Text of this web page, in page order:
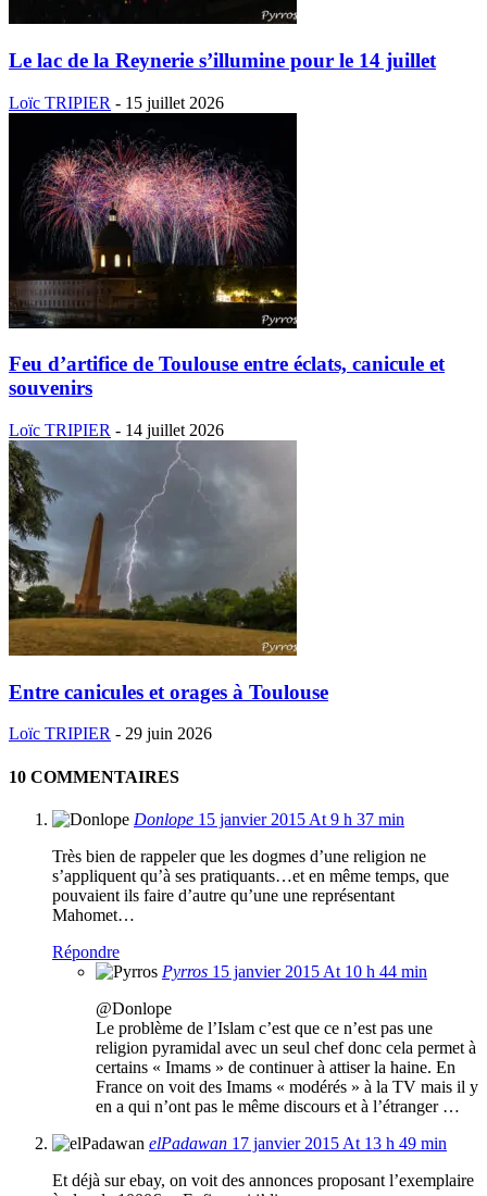
Le lac de la Reynerie s’illumine pour le 14 juillet
Loïc TRIPIER - 15 juillet 2026
Feu d’artifice de Toulouse entre éclats, canicule et
souvenirs
Loïc TRIPIER - 14 juillet 2026
Entre canicules et orages à Toulouse
Loïc TRIPIER - 29 juin 2026
10 COMMENTAIRES
Donlope 15 janvier 2015 At 9 h 37 min
Très bien de rappeler que les dogmes d’une religion ne
s’appliquent qu’à ses pratiquants…et en même temps, que
pouvaient ils faire d’autre qu’une une représentant
Mahomet…
Répondre
Pyrros 15 janvier 2015 At 10 h 44 min
@Donlope
Le problème de l’Islam c’est que ce n’est pas une
religion pyramidal avec un seul chef donc cela permet à
certains « Imams » de continuer à attiser la haine. En
France on voit des Imams « modérés » à la TV mais il y
en a qui n’ont pas le même discours et à l’étranger …
elPadawan 17 janvier 2015 At 13 h 49 min
Et déjà sur ebay, on voit des annonces proposant l’exemplaire